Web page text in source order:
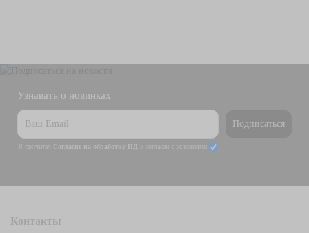
Узнавать о новинках
Подписаться
Я прочитал Согласие на обработку ПД и согласен с условиями
Контакты